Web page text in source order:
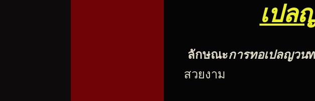
เปล
ลักษณะการทอเปลญวน
สวยงาม